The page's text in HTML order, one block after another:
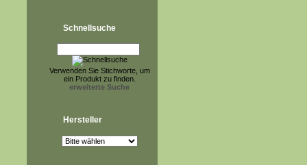
Schnellsuche
Verwenden Sie Stichworte, um
ein Produkt zu finden.
erweiterte Suche
Hersteller